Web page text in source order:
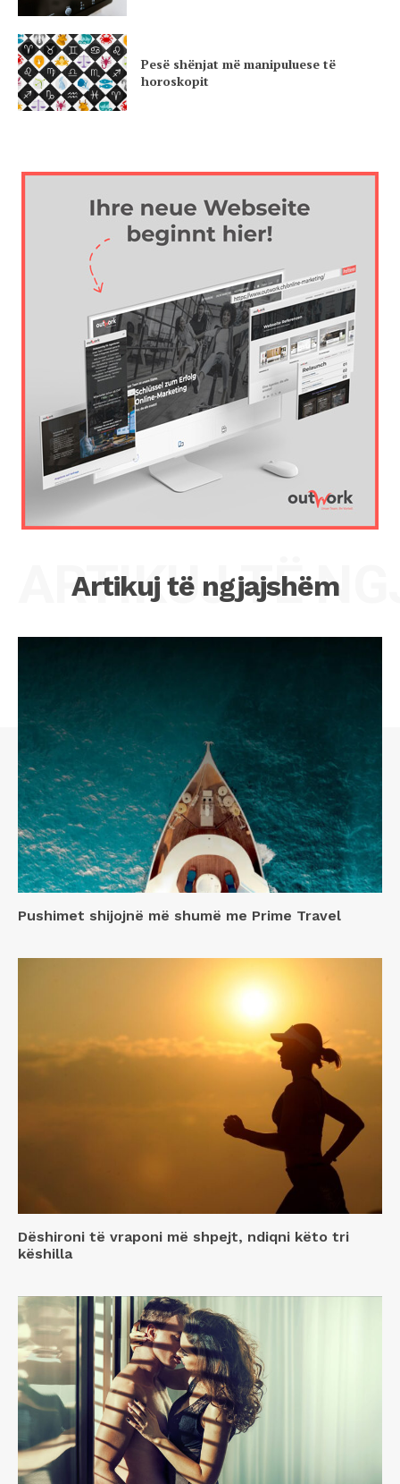
Pesë shënjat më manipuluese të
horoskopit
Artikuj të ngjajshëm
ARTIKUJ TË
Pushimet shijojnë më shumë me Prime Travel
Dëshironi të vraponi më shpejt, ndiqni këto tri
këshilla